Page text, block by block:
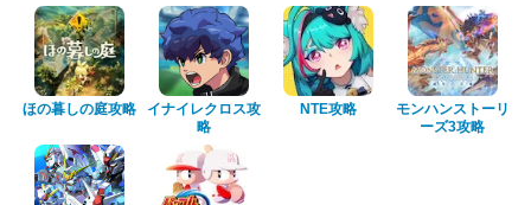
ほの暮しの庭攻略
イナイレクロス攻
略
NTE攻略
モンハンストーリ
ーズ3攻略